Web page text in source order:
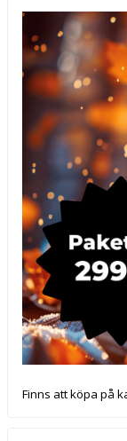
Finns att köpa på